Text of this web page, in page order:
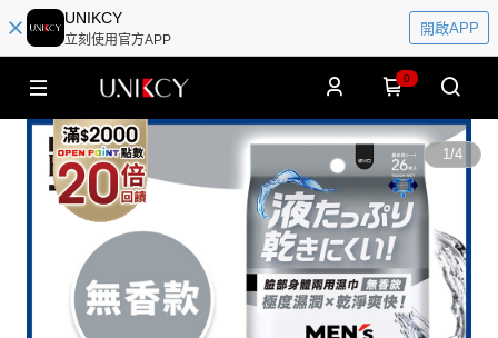
UNIKCY
立刻使用官方APP
開啟APP
0
1/4